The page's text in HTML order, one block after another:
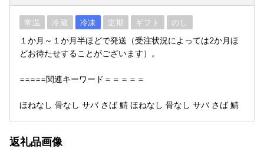
常温 冷蔵 冷凍 定期 ギフト のし
１か月～１か月半ほどで発送（受注状況によっては2か月ほ
どお待たせすることがございます）。
=====関連キーワード＝＝＝＝＝
ほねなし 骨なし サバ さば 鯖 ほねなし 骨なし サバ さば 鯖
返礼品画像